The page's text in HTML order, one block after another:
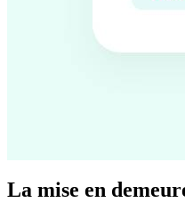
La mise en